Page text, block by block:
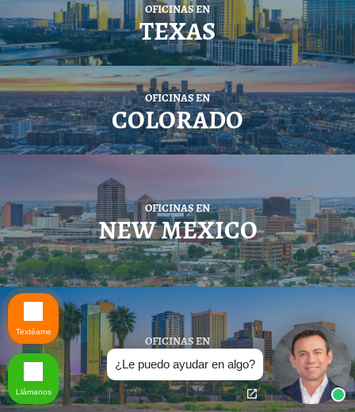
OFICINAS EN
TEXAS
OFICINAS EN
COLORADO
OFICINAS EN
NEW MEXICO
OFICINAS EN
ARIZONA
¿Le puedo ayudar en algo?
Textéame
Llámanos